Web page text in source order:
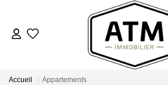
ACHETER
Accueil Appartements